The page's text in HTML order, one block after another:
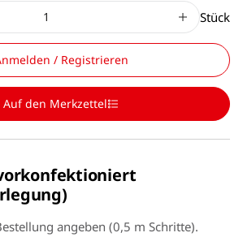
Stück
/ Registrieren
Auf den Merkzettel
angeben (0,5 m Schritte).